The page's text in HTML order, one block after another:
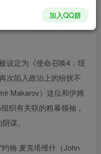
设定为《使命召唤4：现
次陷入政治上的纷扰不
）这位和伊姆
织有关联的粗暴领袖，
谋。
翰·麦克塔维什（John
加入QQ群